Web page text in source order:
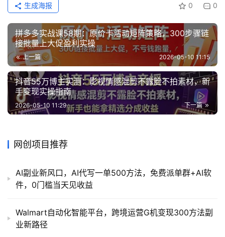
0 0
生成海报
拼多多实战课58期：原价卡活动矩阵策略，300步骤链
接批量上大促盈利实操
上一篇 2026-05-10 11:15
抖音55万博主实测：影视情感混剪不露脸不拍素材，新
手变现实操指南
下一篇
2026-05-10 11:29
网创项目推荐
AI副业新风口，AI代写一单500方法，免费派单群+AI软
件，0门槛当天见收益
Walmart自动化智能平台，跨境运营G机变现300方法副
业新路径